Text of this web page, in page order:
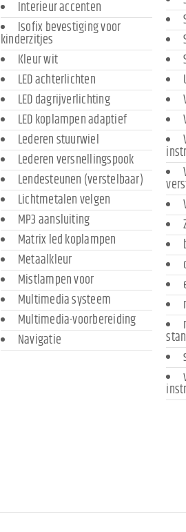
Interieur accenten
Isofix bevestiging voor
kinderzitjes
Kleur wit
LED achterlichten
LED dagrijverlichting
LED koplampen adaptief
Lederen stuurwiel
Lederen versnellingspook
Lendesteunen (verstelbaar)
Lichtmetalen velgen
MP3 aansluiting
Matrix led koplampen
Metaalkleur
Mistlampen voor
Multimedia systeem
Multimedia-voorbereiding
Navigatie